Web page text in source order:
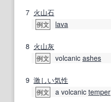
7 火山石
例文 lava
8 火山灰
例文 volcanic ashes
9 激しい気性
例文 a volcanic temper